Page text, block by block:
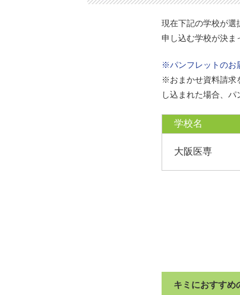
現在下記の学校が選
申し込む学校が決ま
※パンフレットのお
※おまかせ資料請求
し込まれた場合、パ
学校名
大阪医専
キミにおすすめ